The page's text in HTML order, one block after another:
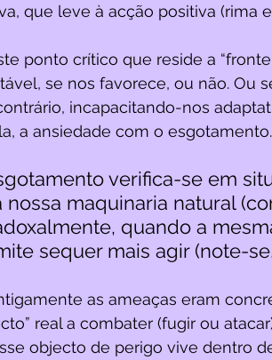
que leve à acção positiva (rima
ponto crítico que reside a
se nos favorece, ou não. Ou
incapacitando-nos
a ansiedade com o
verifica-se em
nossa maquinaria natural
quando a
sequer mais agir (note-
as ameaças eram
real a combater (fugir ou
objecto de perigo vive dentro